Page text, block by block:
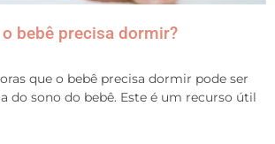
bebê precisa dormir?
que o bebê precisa dormir pode ser
do sono do bebê. Este é um recurso útil